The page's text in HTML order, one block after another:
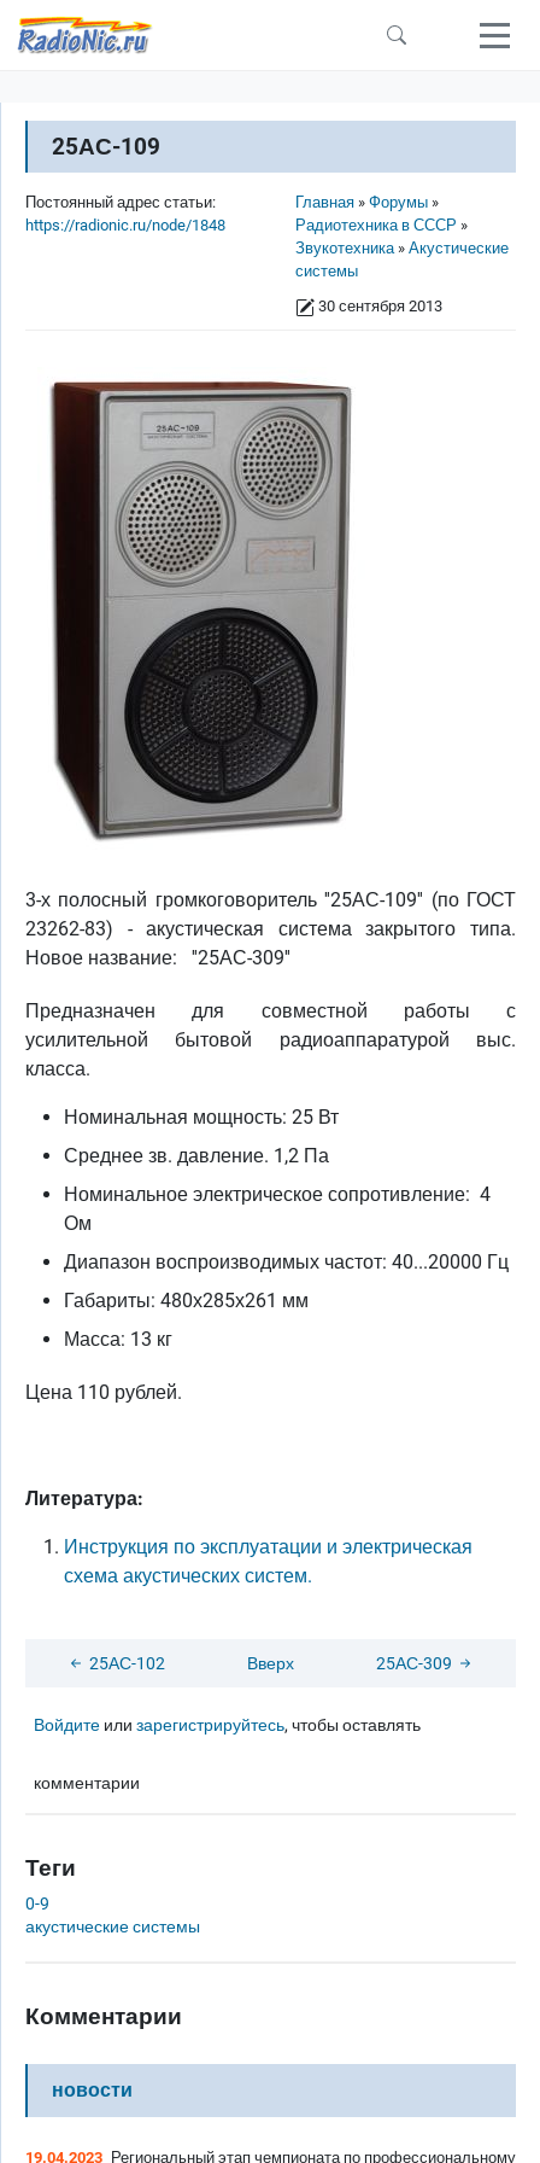
Перейти к основному содержанию
25АС-109
Строка навигации
Главная
Форумы
Радиотехника в СССР
Звукотехника
Акустические
системы
30 сентября 2013
Постоянный адрес статьи:
https://radionic.ru/node/1848
3-х полосный громкоговоритель ''25АС-109'' (по ГОСТ
23262-83) - акустическая система закрытого типа.
Новое название: ''25АС-309''
Предназначен для совместной работы с
усилительной бытовой радиоаппаратурой выс.
класса.
Номинальная мощность: 25 Вт
Среднее зв. давление. 1,2 Па
Номинальное электрическое сопротивление: 4
Ом
Диапазон воспроизводимых частот: 40...20000 Гц
Габариты: 480х285х261 мм
Масса: 13 кг
Цена 110 рублей.
Литература:
Инструкция по эксплуатации и электрическая
схема акустических систем.
25АС-102 Вверх 25АС-309
Войдите илизарегистрируйтесь, чтобы оставлять
комментарии
Теги
0-9
акустические системы
Комментарии
новости
19.04.2023 Региональный этап чемпионата по профессиональному